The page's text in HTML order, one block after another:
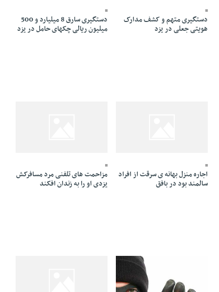
دستگیری متهم و کشف مدارک
هویتی جعلی در یزد
دستگیری سارق 8 میلیارد و 500
میلیون ریالی چک­های حامل در یزد
اجاره منزل بهانه­ ی سرقت از افراد
سالمند بود در بافق
مزاحمت های تلفنی مرد مسافرکش
یزدی او را به زندان افکند